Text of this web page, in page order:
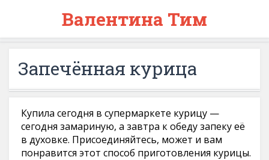
Валентина Тим
Запечённая курица
Купила сегодня в супермаркете курицу —
сегодня замариную, а завтра к обеду запеку её
в духовке. Присоединяйтесь, может и вам
понравится этот способ приготовления курицы.